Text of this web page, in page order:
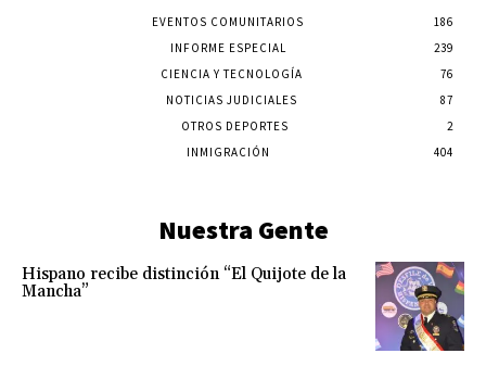
EVENTOS COMUNITARIOS
186
INFORME ESPECIAL
239
CIENCIA Y TECNOLOGÍA
76
NOTICIAS JUDICIALES
87
OTROS DEPORTES
2
INMIGRACIÓN
404
Nuestra Gente
Hispano recibe distinción “El Quijote de la
Mancha”